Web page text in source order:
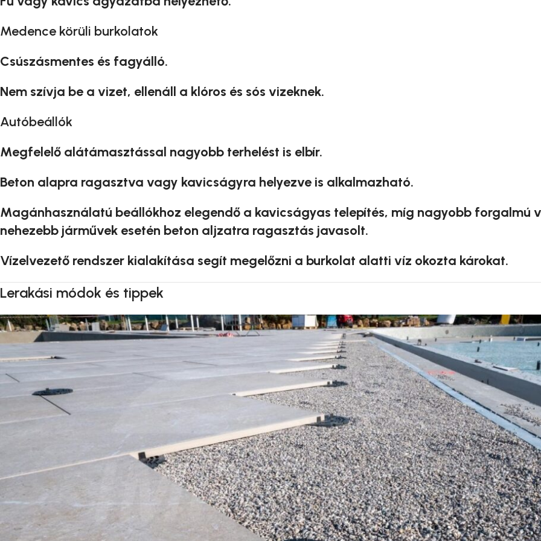
Medence körüli burkolatok
Csúszásmentes és fagyálló.
Nem szívja be a vizet, ellenáll a klóros és sós vizeknek.
Autóbeállók
Megfelelő alátámasztással nagyobb terhelést is elbír.
Beton alapra ragasztva vagy kavicságyra helyezve is alkalmazható.
Magánhasználatú beállókhoz elegendő a kavicságyas telepítés, míg nagyobb forgalmú
nehezebb járművek esetén beton aljzatra ragasztás javasolt.
Vízelvezető rendszer kialakítása segít megelőzni a burkolat alatti víz okozta károkat.
Lerakási módok és tippek